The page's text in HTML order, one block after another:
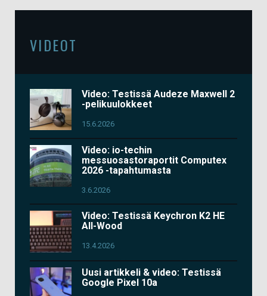
VIDEOT
Video: Testissä Audeze Maxwell 2
-pelikuulokkeet
15.6.2026
Video: io-techin
messuosastoraportit Computex
2026 -tapahtumasta
3.6.2026
Video: Testissä Keychron K2 HE
All-Wood
13.4.2026
Uusi artikkeli & video: Testissä
Google Pixel 10a